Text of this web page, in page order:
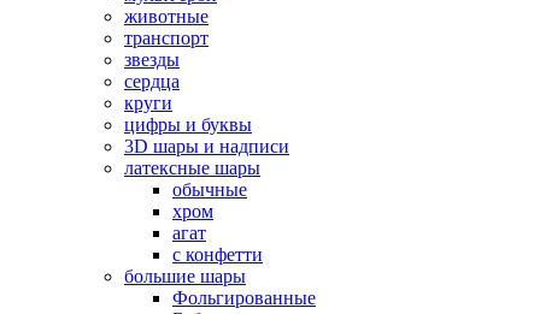
животные
транспорт
звезды
сердца
круги
цифры и буквы
3D шары и надписи
латексные шары
обычные
хром
агат
с конфетти
большие шары
Фольгированные